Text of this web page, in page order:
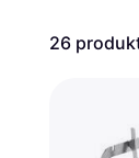
Tagen
Ratenzahlung
26